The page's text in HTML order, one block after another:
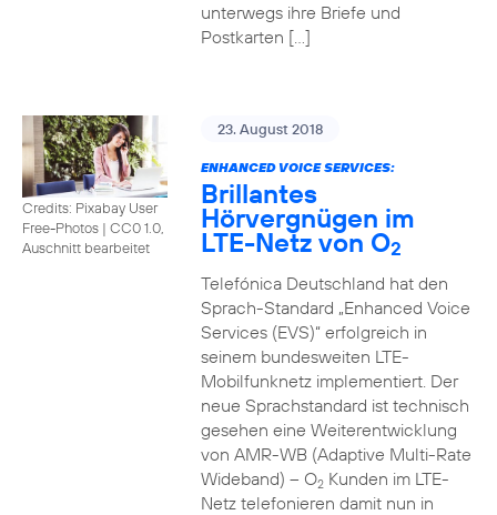
unterwegs ihre Briefe und
Postkarten […]
Credits: Pixabay User
Free-Photos | CC0 1.0,
Auschnitt bearbeitet
23. August 2018
ENHANCED VOICE SERVICES:
Brillantes
Hörvergnügen im
LTE-Netz von O2
Telefónica Deutschland hat den
Sprach-Standard „Enhanced Voice
Services (EVS)“ erfolgreich in
seinem bundesweiten LTE-
Mobilfunknetz implementiert. Der
neue Sprachstandard ist technisch
gesehen eine Weiterentwicklung
von AMR-WB (Adaptive Multi-Rate
Wideband) – O2Kunden im LTE-
Netz telefonieren damit nun in